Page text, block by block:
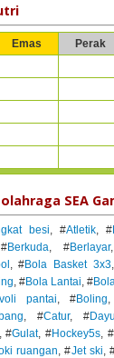
Emas Perak
SEA
besi , #Atletik, #
Berkuda , #Berlayar
, #Bola Basket 3x3
, #Bola Lantai , #
pantai , #Boling
, #Catur, #
#Gulat, #Hockey5s , #
ruangan , #Jet ski ,